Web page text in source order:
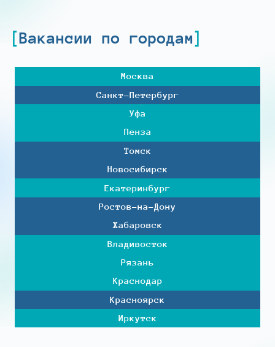
Вакансии по городам
Москва
Санкт-Петербург
Уфа
Пенза
Томск
Новосибирск
Екатеринбург
Ростов-на-Дону
Хабаровск
Владивосток
Рязань
Краснодар
Красноярск
Иркутск